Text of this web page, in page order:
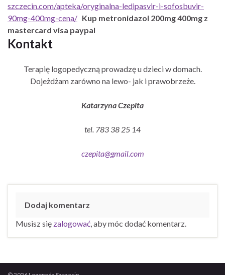
szczecin.com/apteka/oryginalna-ledipasvir-i-sofosbuvir-
90mg-400mg-cena/ Kup metronidazol 200mg 400mg z
mastercard visa paypal
Kontakt
Terapię logopedyczną prowadzę u dzieci w domach.
Dojeżdżam zarówno na lewo- jak i prawobrzeże.
Katarzyna Czepita
tel. 783 38 25 14
czepita@gmail.com
Dodaj komentarz
Musisz się zalogować , aby móc dodać komentarz.